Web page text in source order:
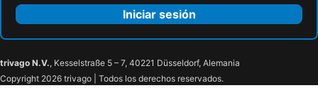
Iniciar sesión
trivago N.V., Kesselstraße 5 – 7, 40221 Düsseldorf, Alemania
Copyright 2026 trivago | Todos los derechos reservados.